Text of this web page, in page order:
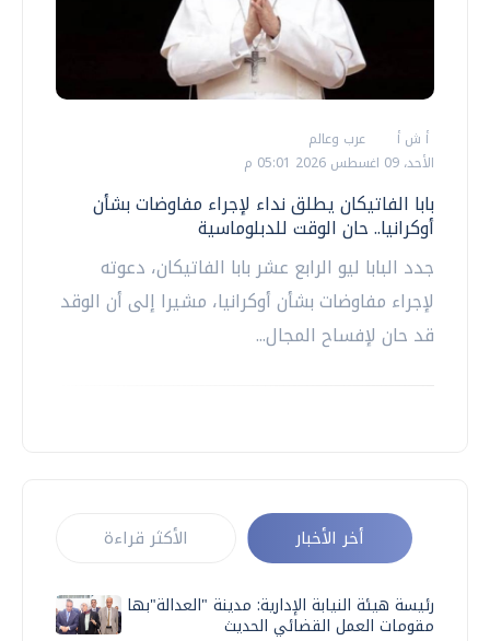
أ ش أ
عرب وعالم
الأحد، 09 اغسطس 2026 05:01 م
بابا الفاتيكان يطلق نداء لإجراء مفاوضات بشأن
أوكرانيا.. حان الوقت للدبلوماسية
جدد البابا ليو الرابع عشر بابا الفاتيكان، دعوته
لإجراء مفاوضات بشأن أوكرانيا، مشيرا إلى أن الوقد
قد حان لإفساح المجال...
أخر الأخبار الأكثر قراءة
رئيسة هيئة النيابة الإدارية: مدينة "العدالة"بها
مقومات العمل القضائي الحديث